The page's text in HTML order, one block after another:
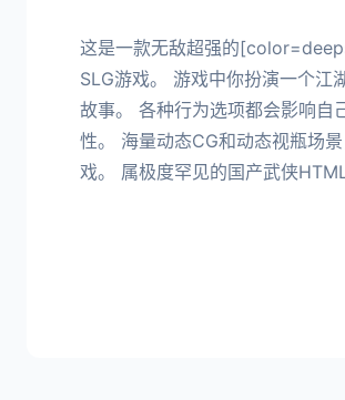
这是一款无敌超强的
SLG游戏。 游戏中你扮演一个江
故事。 各种行为选项都会影响自
性。 海量动态CG和动态视瓶场
戏。 属极度罕见的国产武侠